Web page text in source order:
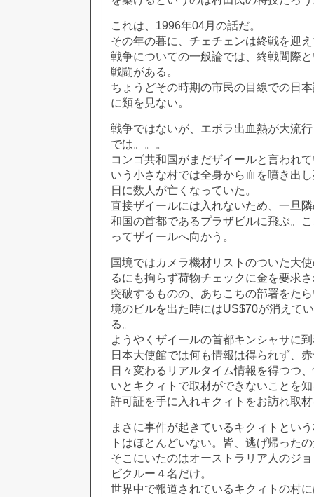
これは、1996年04月の話だ。
その年の暮に、チェチェンは終戦を迎
戦争についての一般論では、終戦間際
戦闘がある。
ちょうどその時期の市民の目線での日
に類を見ない。
戦争ではないが、エボラ出血熱が大流
では。。。
コンゴ共和国がまだザイールと言われ
いう小さな村では全身から血を噴き出
日に数人が亡くなっていた。
直接ザイールには入れないため、一旦
和国の首都であるプラザビルに飛ぶ。
ってザイールへ向かう。
国境ではカメラ機材リストのついた大
るにも拘らず荷物チェックに金を要求
突破するものの、あちこちの部署をた
境のビルを出た時にはUS$70が消えて
る。
ようやくザイールの首都キンシャサに
日本大使館では何も情報は得られず、
日々変わるリアルタイム情報を得つつ
いとキクィトで取材ができないことを
許可証を手に入れキクィトをお訪れ取
まさに事件が起きているキクィトとい
トはほとんどいない。皆、逃げ帰った
そこにいたのはオーストラリア人のジ
ビクルー４名だけ。
世界中で報道されているキクィトの村